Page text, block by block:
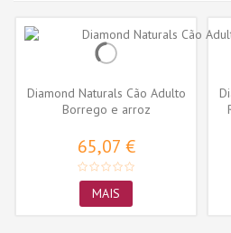
Diamond Naturals Cão Adulto
Borrego e arroz
65,07 €
MAIS